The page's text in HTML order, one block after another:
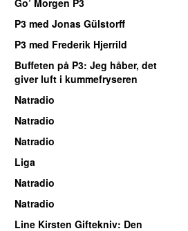
Go’ Morgen P3
P3 med Jonas Gülstorff
P3 med Frederik Hjerrild
Buffeten på P3: Jeg håber, det
giver luft i kummefryseren
Natradio
Natradio
Natradio
Liga
Natradio
Natradio
Line Kirsten Giftekniv: Den